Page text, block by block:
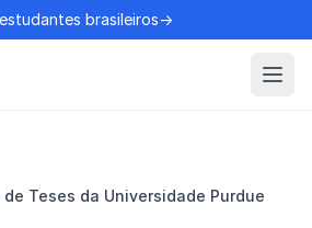
brasileiros→
Teses da Universidade Purdue